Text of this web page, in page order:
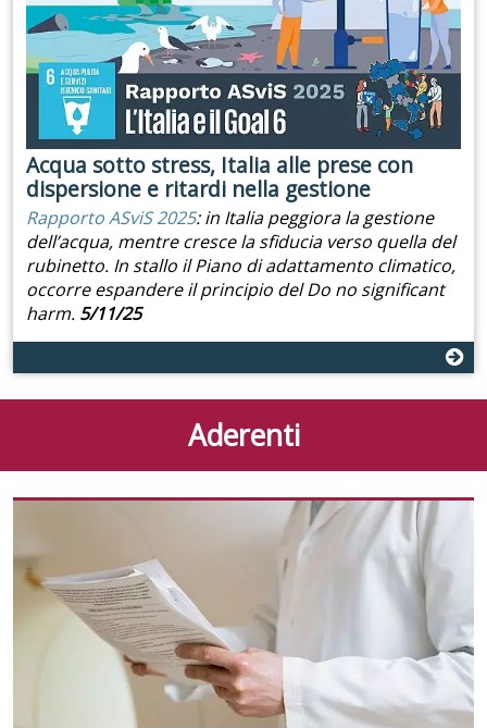
Acqua sotto stress, Italia alle prese con
dispersione e ritardi nella gestione
Rapporto ASviS 2025: in Italia peggiora la gestione
dell’acqua, mentre cresce la sfiducia verso quella del
rubinetto. In stallo il Piano di adattamento climatico,
occorre espandere il principio del Do no significant
harm. 5/11/25
Aderenti